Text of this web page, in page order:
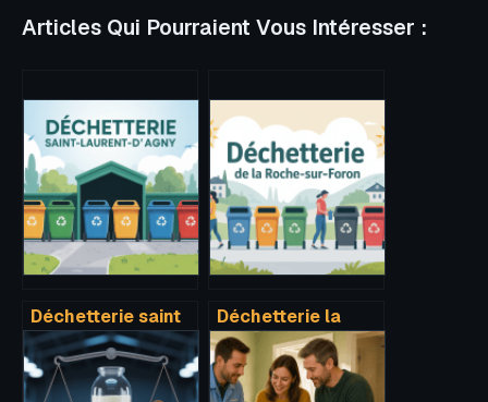
Articles Qui Pourraient Vous Intéresser :
Déchetterie saint
laurent d’agny :
horaires, accès et
infos pratiques
Déchetterie la
roche sur foron :
horaires, accès et
bonnes pratiques